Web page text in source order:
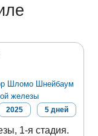
Шломо Шнейбаум
железы
2025 5 дней
1-я стадия.